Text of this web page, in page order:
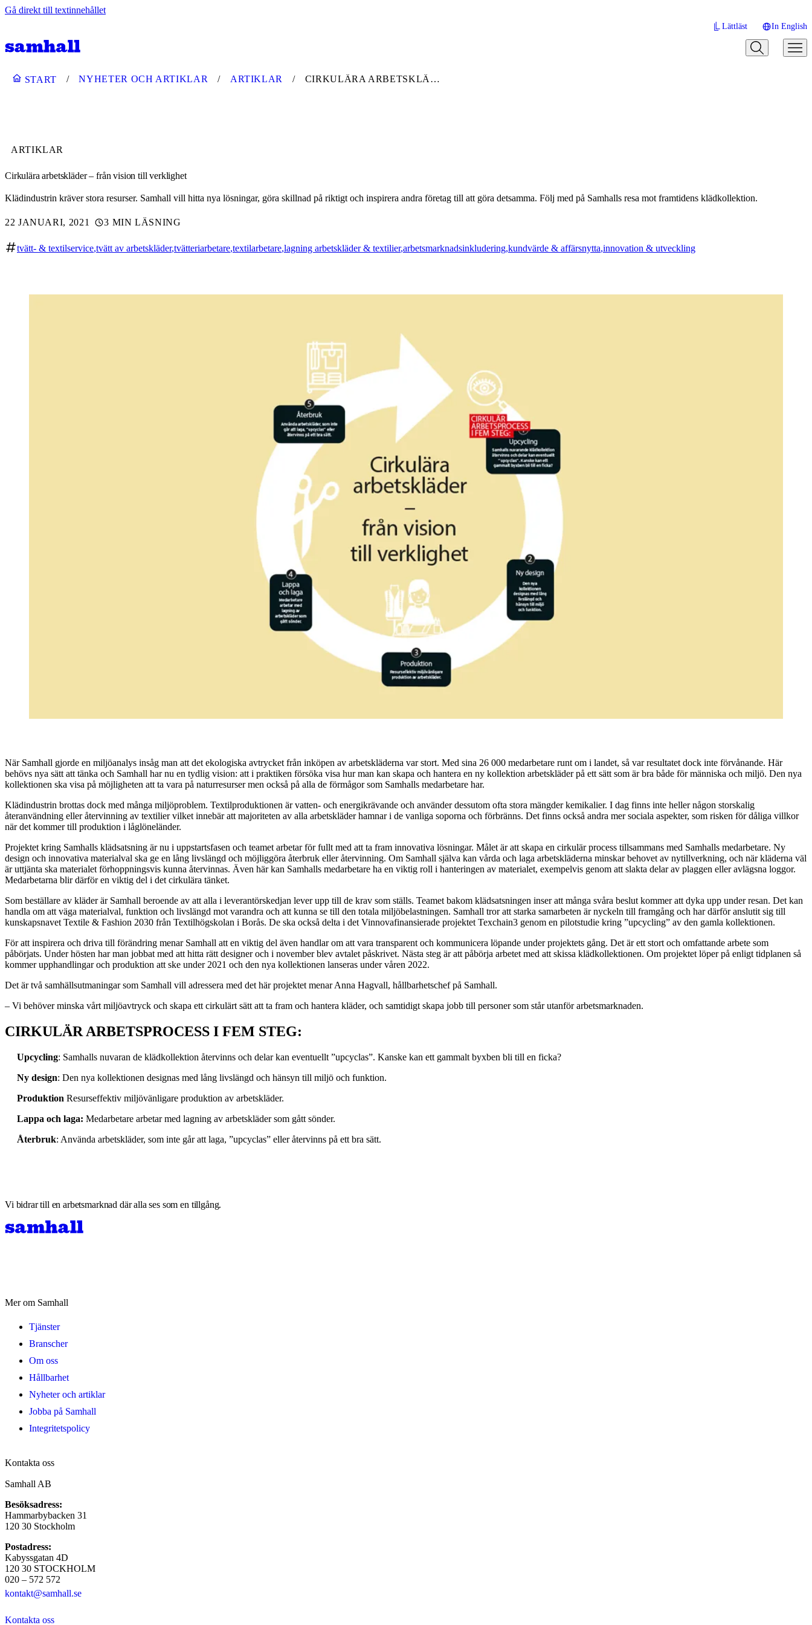
Gå direkt till textinnehållet
Lättläst In English
START NYHETER OCH ARTIKLAR ARTIKLAR CIRKULÄRA ARBETSKLÄDER – FRÅN VISION TILL VERKLIGHET
ARTIKLAR
Cirkulära arbetskläder – från vision till verklighet
Klädindustrin kräver stora resurser. Samhall vill hitta nya lösningar, göra skillnad på riktigt och inspirera andra företag till att göra detsamma. Följ med på Samhalls resa mot framtidens klädkollektion.
22 JANUARI, 2021 3 MIN LÄSNING
tvätt- & textilservice tvätt av arbetskläder tvätteriarbetare textilarbetare lagning arbetskläder & textilier arbetsmarknadsinkludering kundvärde & affärsnytta innovation & utveckling
När Samhall gjorde en miljöanalys insåg man att det ekologiska avtrycket från inköpen av arbetskläderna var stort. Med sina 26 000 medarbetare runt om i landet, så var resultatet dock inte förvånande. Här
behövs nya sätt att tänka och Samhall har nu en tydlig vision: att i praktiken försöka visa hur man kan skapa och hantera en ny kollektion arbetskläder på ett sätt som är bra både för människa och miljö. Den nya
kollektionen ska visa på möjligheten att ta vara på naturresurser men också på alla de förmågor som Samhalls medarbetare har.
Klädindustrin brottas dock med många miljöproblem. Textilproduktionen är vatten- och energikrävande och använder dessutom ofta stora mängder kemikalier. I dag finns inte heller någon storskalig
återanvändning eller återvinning av textilier vilket innebär att majoriteten av alla arbetskläder hamnar i de vanliga soporna och förbränns. Det finns också andra mer sociala aspekter, som risken för dåliga villkor
när det kommer till produktion i låglöneländer.
Projektet kring Samhalls klädsatsning är nu i uppstartsfasen och teamet arbetar för fullt med att ta fram innovativa lösningar. Målet är att skapa en cirkulär process tillsammans med Samhalls medarbetare. Ny
design och innovativa materialval ska ge en lång livslängd och möjliggöra återbruk eller återvinning. Om Samhall själva kan vårda och laga arbetskläderna minskar behovet av nytillverkning, och när kläderna väl
är uttjänta ska materialet förhoppningsvis kunna återvinnas. Även här kan Samhalls medarbetare ha en viktig roll i hanteringen av materialet, exempelvis genom att slakta delar av plaggen eller avlägsna loggor.
Medarbetarna blir därför en viktig del i det cirkulära tänket.
Som beställare av kläder är Samhall beroende av att alla i leverantörskedjan lever upp till de krav som ställs. Teamet bakom klädsatsningen inser att många svåra beslut kommer att dyka upp under resan. Det kan
handla om att väga materialval, funktion och livslängd mot varandra och att kunna se till den totala miljöbelastningen. Samhall tror att starka samarbeten är nyckeln till framgång och har därför anslutit sig till
kunskapsnavet Textile & Fashion 2030 från Textilhögskolan i Borås. De ska också delta i det Vinnovafinansierade projektet Texchain3 genom en pilotstudie kring ”upcycling” av den gamla kollektionen.
För att inspirera och driva till förändring menar Samhall att en viktig del även handlar om att vara transparent och kommunicera löpande under projektets gång. Det är ett stort och omfattande arbete som
påbörjats. Under hösten har man jobbat med att hitta rätt designer och i november blev avtalet påskrivet. Nästa steg är att påbörja arbetet med att skissa klädkollektionen. Om projektet löper på enligt tidplanen så
kommer upphandlingar och produktion att ske under 2021 och den nya kollektionen lanseras under våren 2022.
Det är två samhällsutmaningar som Samhall vill adressera med det här projektet menar Anna Hagvall, hållbarhetschef på Samhall.
– Vi behöver minska vårt miljöavtryck och skapa ett cirkulärt sätt att ta fram och hantera kläder, och samtidigt skapa jobb till personer som står utanför arbetsmarknaden.
CIRKULÄR ARBETSPROCESS I FEM STEG:
Upcycling: Samhalls nuvaran de klädkollektion återvinns och delar kan eventuellt ”upcyclas”. Kanske kan ett gammalt byxben bli till en ficka?
Ny design: Den nya kollektionen designas med lång livslängd och hänsyn till miljö och funktion.
Produktion Resurseffektiv miljövänligare produktion av arbetskläder.
Lappa och laga: Medarbetare arbetar med lagning av arbetskläder som gått sönder.
Återbruk: Använda arbetskläder, som inte går att laga, ”upcyclas” eller återvinns på ett bra sätt.
Vi bidrar till en arbetsmarknad där alla ses som en tillgång.
Mer om Samhall
Tjänster
Branscher
Om oss
Hållbarhet
Nyheter och artiklar
Jobba på Samhall
Integritetspolicy
Kontakta oss
Samhall AB
Besöksadress:
Hammarbybacken 31
120 30 Stockholm
Postadress:
Kabyssgatan 4D
120 30 STOCKHOLM
020 – 572 572
kontakt@samhall.se
Kontakta oss